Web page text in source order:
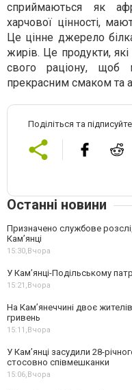
сприймаються як
харчової цінності,
Це цінне джерело
жирів. Це продукти,
свого раціону, щоб
прекрасним смаком та
Поділіться та
Останні новини
Призначено службове
Кам’янці
15:30,Вчора
У Кам’янці-Подільському
15:21,Вчора
На Камʼянеччині двоє
гривень
15:11,Вчора
У Камʼянці засудили 28-
стосовно співмешканки
15:06,Вчора